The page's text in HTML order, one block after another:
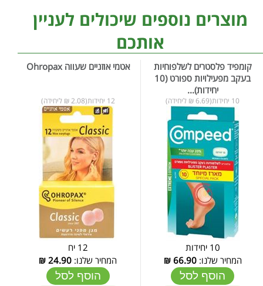
מוצרים נוספים שיכולים לעניין
אותכם
קומפיד פלסטרים לשלפוחיות
בעקב מפעילויות ספורט (10
יחידות)...
10 יחידות(6.69 ₪ ליחידה)
10 יחידות
המחיר שלנו:66.90
₪
הוסף לסל
אטמי אוזניים שעווה Ohropax
12 יחידות(2.08 ₪ ליחידה)
12 יח
המחיר שלנו: 24.90
₪
הוסף לסל